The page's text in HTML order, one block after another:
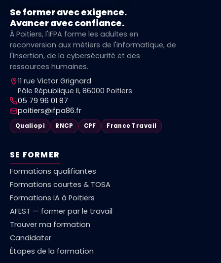
Se former avec exigence.
Avancer avec confiance.
À Poitiers, l'IFPA forme les adultes en
reconversion aux métiers de l'informatique, de
l'insertion, de la cybersécurité et des
ressources humaines.
11 rue Victor Grignard
Pôle République II, 86000 Poitiers
05 79 96 01 87
poitiers@ifpa86.fr
Qualiopi RNCP CPF France Travail
SE FORMER
Formations qualifiantes
Formations courtes & TOSA
Formations IA à Poitiers
AFEST — former par le travail
Trouver ma formation
Candidater
Étapes de la formation